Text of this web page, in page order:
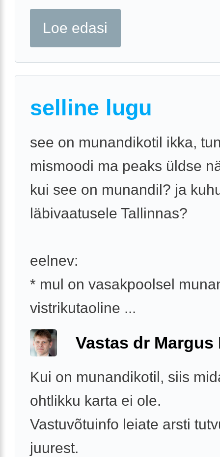
Loe edasi
selline lugu
see on munandikotil ikka,
mismoodi ma peaks üldse
kui see on munandil? ja
läbivaatusele Tallinnas?
eelnev:
* mul on vasakpoolsel
vistrikutaoline ...
Vastas dr Margus
Kui on munandikotil, siis
ohtlikku karta ei ole.
Vastuvõtuinfo leiate arsti
juurest.